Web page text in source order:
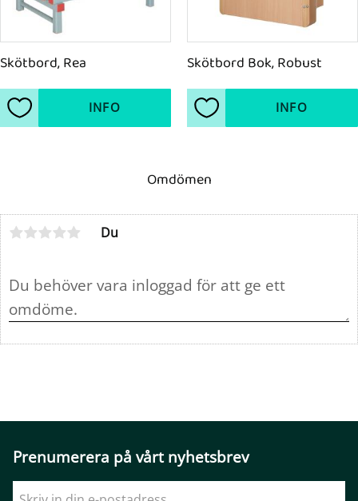
Omdömen
Du
Skötbord, Rea
Lägg till i favoriter
INFO
Skötbord Bok, Robust
Lägg till i favoriter
INFO
Prenumerera på vårt nyhetsbrev